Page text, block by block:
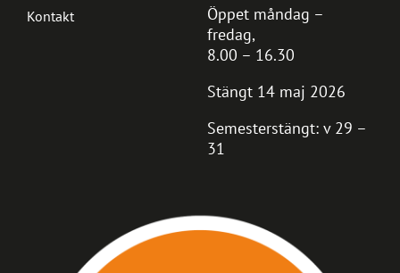
Öppet måndag –
fredag,
8.00 – 16.30
Stängt 14 maj 2026
Semesterstängt: v 29 –
31
Kontakt